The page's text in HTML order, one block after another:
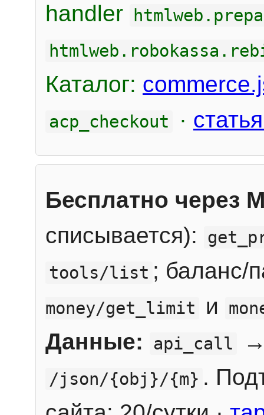
handler
Каталог:
acp_checkout ·
Бесплатно через
списывается):
tools/list ; баланс/
money/get_limit и
Данные: api_call
/json/{obj}/{m} .